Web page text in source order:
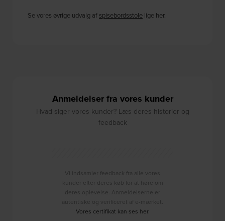
Se vores øvrige udvalg af spisebordsstole lige her.
Anmeldelser fra vores kunder
Hvad siger vores kunder? Læs deres historier og
feedback
Vi indsamler feedback fra alle vores
kunder efter deres køb for at høre om
deres oplevelse. Anmeldelserne er
autentiske og verificeret af e-mærket.
Vores certifikat kan ses her.